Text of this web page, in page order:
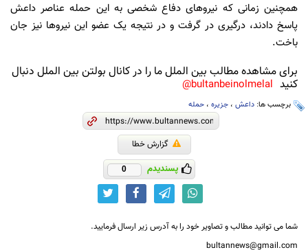
همچنین زمانی که نیروهای دفاع شخصی به این حمله عناصر داعش
پاسخ دادند، درگیری در گرفت و در نتیجه یک عضو این نیروها نیز جان
باخت.
برای مشاهده مطالب بین الملل ما را در کانال بولتن بین الملل دنبال
کنید bultanbeinolmelal@
برچسب ها: داعش ، جزیره ، حمله
گزارش خطا
پسندیدم 0
شما می توانید مطالب و تصاویر خود را به آدرس زیر ارسال فرمایید.
bultannews@gmail.com